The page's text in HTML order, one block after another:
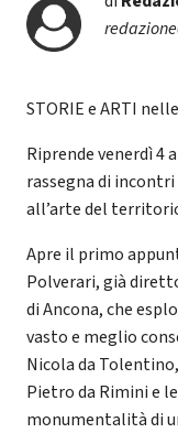
STORIE e ARTI
Riprende venerdì 4
rassegna di
all’arte del
Apre il primo
Polverari, già
di Ancona, che
vasto e meglio
Nicola da
Pietro da Rimini e
monumentalità di